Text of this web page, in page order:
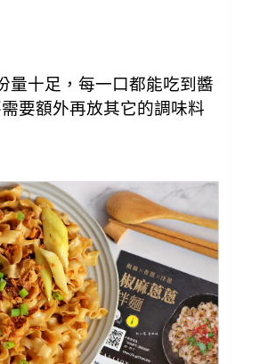
量十足，每一口都能吃到醬
要額外再放其它的調味料